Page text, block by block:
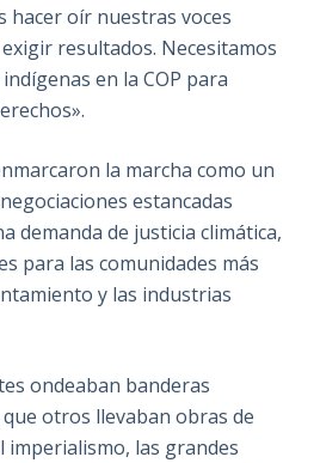
hacer oír nuestras voces
resultados. Necesitamos
en la COP para
la marcha como un
estancadas
demanda de justicia climática,
para las comunidades más
y las industrias
ondeaban banderas
otros llevaban obras de
imperialismo, las grandes